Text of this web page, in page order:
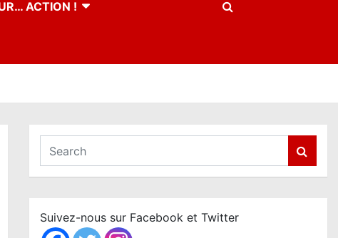
ACTION !
a
c
h
Suivez-nous sur Facebook et Twitter